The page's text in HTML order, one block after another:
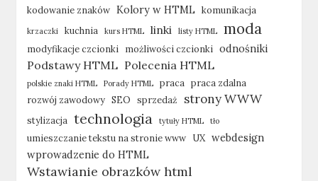
kodowanie znaków Kolory w HTML komunikacja
krzaczki kuchnia kurs HTML linki listy HTML moda
modyfikacje czcionki możliwości czcionki odnośniki
Podstawy HTML Polecenia HTML
polskie znaki HTML Porady HTML praca praca zdalna
rozwój zawodowy SEO sprzedaż strony WWW
stylizacja technologia tytuły HTML tło
umieszczanie tekstu na stronie www UX webdesign
wprowadzenie do HTML
Wstawianie obrazków html